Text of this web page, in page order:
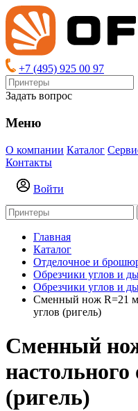
+7 (495) 925 00 97
Задать вопрос
Меню
О компании Каталог
Контакты
Войти
Главная
Каталог
Отделочное и
Обрезчики углов и
Обрезчики углов и
Сменный нож R=21
углов (ригель)
Сменный
настольного
(ригель)